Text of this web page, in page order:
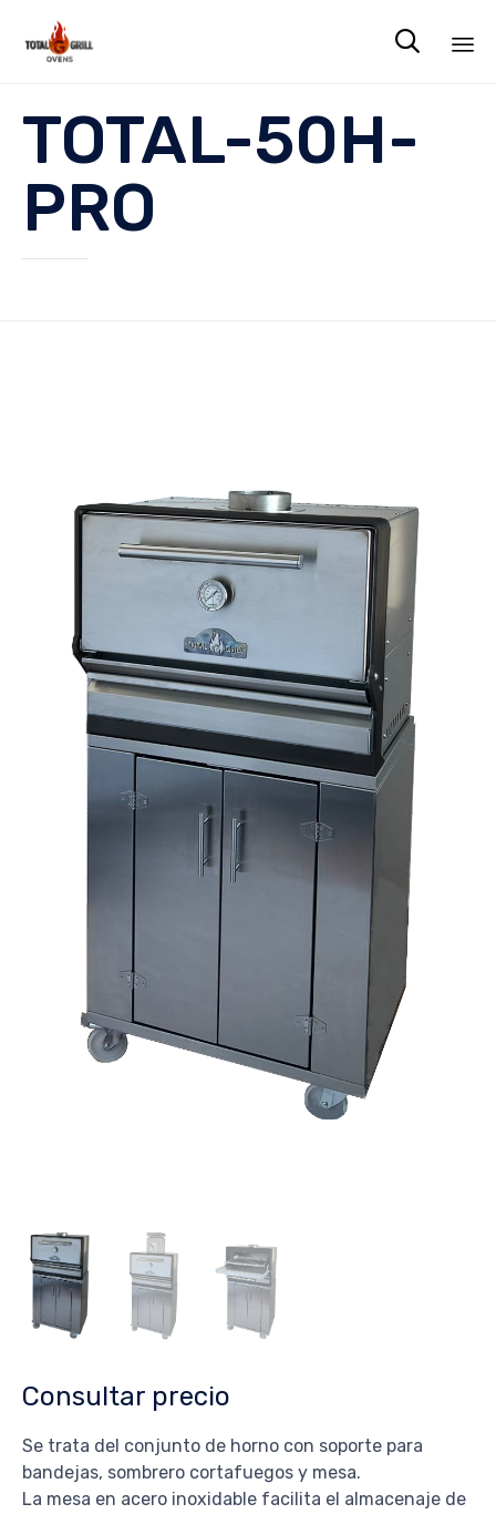

TOTAL-50H-
PRO
Consultar precio
Se trata del conjunto de horno con soporte para
bandejas, sombrero cortafuegos y mesa.
La mesa en acero inoxidable facilita el almacenaje de